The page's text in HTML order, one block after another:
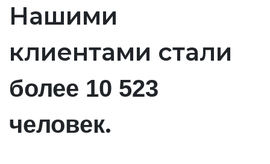
Нашими
клиентами стали
более 10 523
человек.